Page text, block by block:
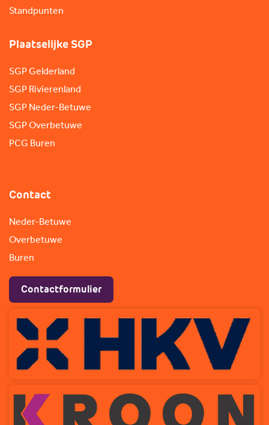
Standpunten
Plaatselijke SGP
SGP Gelderland
SGP Rivierenland
SGP Neder-Betuwe
SGP Overbetuwe
PCG Buren
Contact
Neder-Betuwe
Overbetuwe
Buren
Contactformulier